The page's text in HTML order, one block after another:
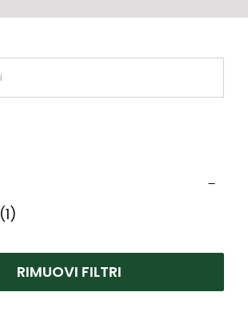
(1)
RIMUOVI FILTRI